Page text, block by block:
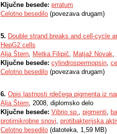
Ključne besede: erratum
Celotno besedilo (povezava drugam)
5. Double strand breaks and cell-cycle
HepG2 cells
Alja Štern, Metka Filipič, Matjaž Novak,
Ključne besede: cylindrospermopsin,
Celotno besedilo (povezava drugam)
6. Opis lastnosti rdečega pigmenta iz
Alja Štern, 2008, diplomsko delo
Ključne besede: Vibrio sp., pigmenti,
protimikrobne snovi, protibakterijska
Celotno besedilo (datoteka, 1,59 MB)